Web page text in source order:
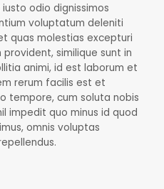
odio dignissimos
voluptatum deleniti
quas molestias excepturi
similique sunt in
animi, id est laborum et
rerum facilis est et
tempore, cum soluta nobis
impedit quo minus id quod
omnis voluptas